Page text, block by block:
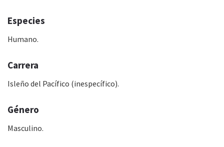
Especies
Humano.
Carrera
Isleño del Pacífico (inespecífico).
Género
Masculino.